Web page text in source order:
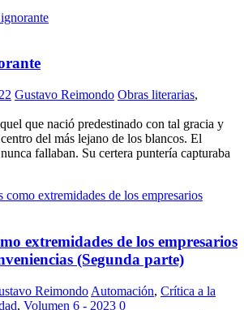
Gustavo Reimondo Obras literarias,
que nació predestinado con tal gracia y
del más lejano de los blancos. El
fallaban. Su certera puntería capturaba
extremidades de los empresarios
(Segunda parte)
Reimondo Automación, Crítica a la
, Volumen 6 - 2023 0